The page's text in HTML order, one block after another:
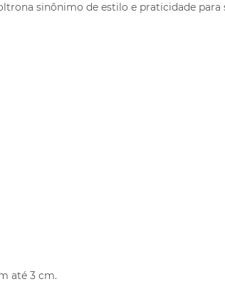
sinônimo de estilo e praticidade para
até 3 cm.